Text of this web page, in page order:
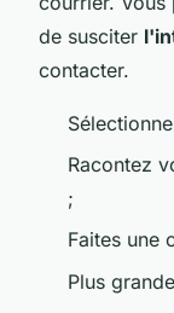
de susciter
contacter.
Racontez
;
Faites une
Plus